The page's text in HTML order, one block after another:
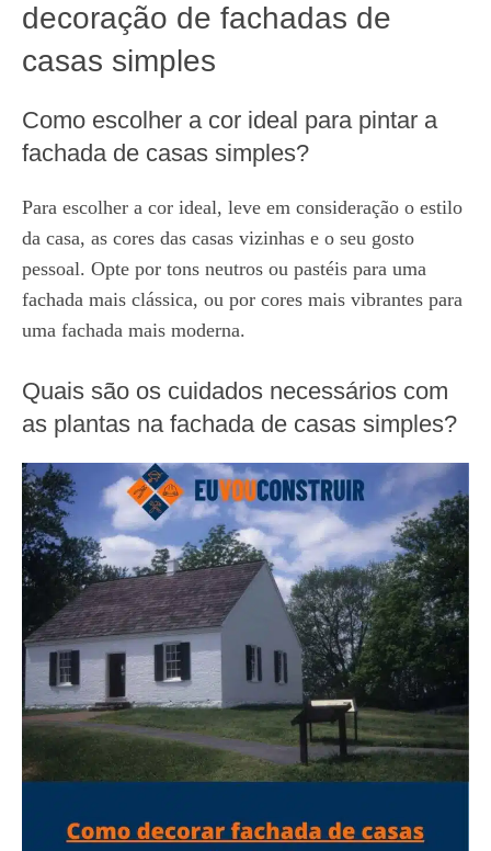
decoração de fachadas de
casas simples
Como escolher a cor ideal para pintar a
fachada de casas simples?
Para escolher a cor ideal, leve em consideração o estilo
da casa, as cores das casas vizinhas e o seu gosto
pessoal. Opte por tons neutros ou pastéis para uma
fachada mais clássica, ou por cores mais vibrantes para
uma fachada mais moderna.
Quais são os cuidados necessários com
as plantas na fachada de casas simples?